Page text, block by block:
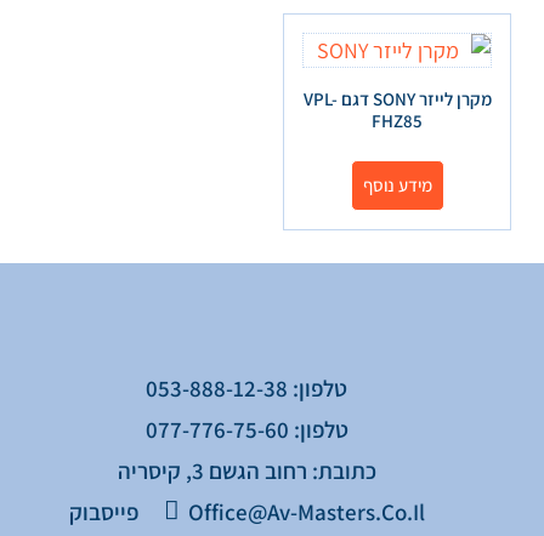
מקרן לייזר SONY דגם VPL-
FHZ85
מידע נוסף
טלפון: 053-888-12-38
טלפון: 077-776-75-60
כתובת: רחוב הגשם 3, קיסריה
Office@av-Masters.co.il
פייסבוק